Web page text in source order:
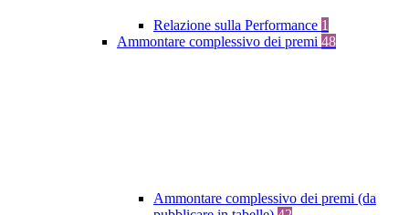
Relazione sulla Performance 1
Ammontare complessivo dei premi 48
Ammontare complessivo dei premi (da